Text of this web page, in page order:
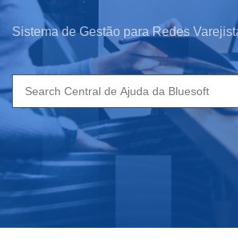
Sistema de Gestão para Redes
Search
for: